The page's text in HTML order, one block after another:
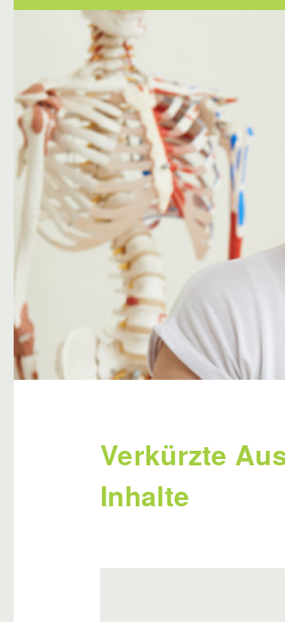
Verkürzte
Inhalte